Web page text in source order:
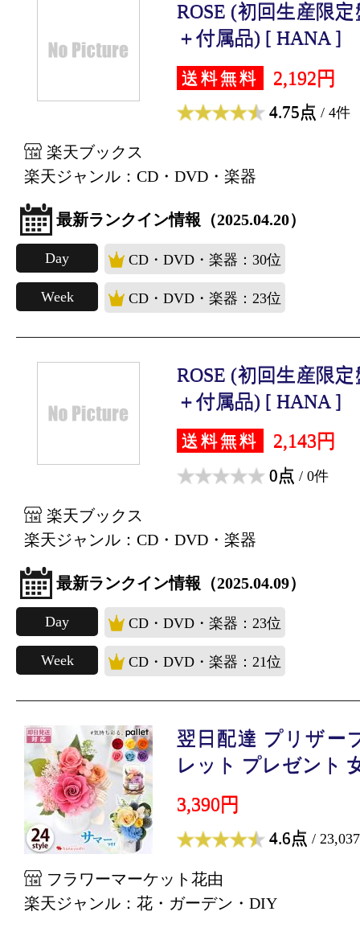
ROSE (初回生産限
＋付属品) [ HANA ]
送料無料 2,192円
4.75点 / 4件
楽天ブックス
楽天ジャンル：CD・DVD・楽器
最新ランクイン情報（2025.04.20）
Day CD・DVD・楽器：30位
Week CD・DVD・楽器：23位
ROSE (初回生産限
＋付属品) [ HANA ]
送料無料 2,143円
0点 / 0件
楽天ブックス
楽天ジャンル：CD・DVD・楽器
最新ランクイン情報（2025.04.09）
Day CD・DVD・楽器：23位
Week CD・DVD・楽器：21位
翌日配達 プリザー
レット プレゼント
3,390円
4.6点 /
フラワーマーケット花由
楽天ジャンル：花・ガーデン・DIY